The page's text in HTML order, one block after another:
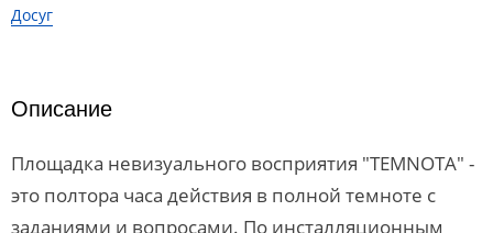
Досуг
Описание
Площадка невизуального восприятия "ТЕМNОТА" -
это полтора часа действия в полной темноте с
заданиями и вопросами. По инсталляционным